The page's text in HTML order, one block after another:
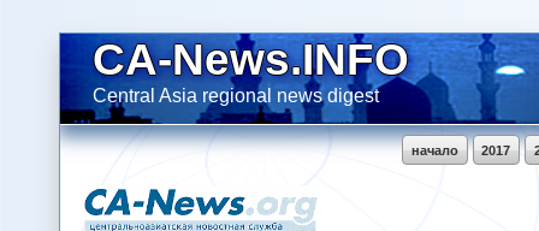
CA-News.INFO
Central Asia regional news digest
2017
начало